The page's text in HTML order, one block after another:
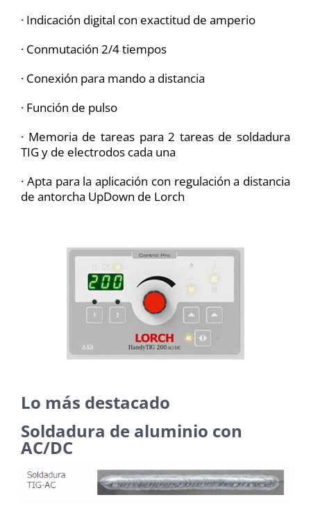
· Indicación digital con exactitud de amperio
· Conmutación 2/4 tiempos
· Conexión para mando a distancia
· Función de pulso
· Memoria de tareas para 2 tareas de soldadura
TIG y de electrodos cada una
· Apta para la aplicación con regulación a distancia
de antorcha UpDown de Lorch
Lo más destacado
Soldadura de aluminio con
AC/DC